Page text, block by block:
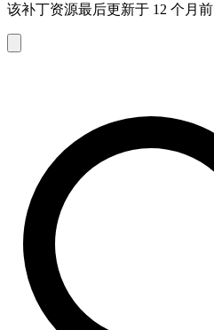
该补丁资源最后更新于 12 个月前